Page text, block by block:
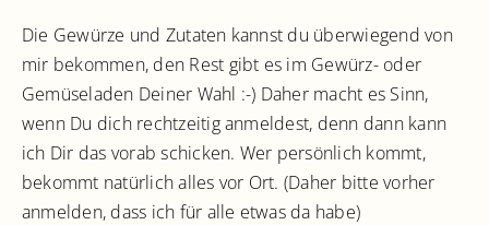
Die Gewürze und Zutaten kannst du überwiegend von
mir bekommen, den Rest gibt es im Gewürz- oder
Gemüseladen Deiner Wahl :-) Daher macht es Sinn,
wenn Du dich rechtzeitig anmeldest, denn dann kann
ich Dir das vorab schicken. Wer persönlich kommt,
bekommt natürlich alles vor Ort. (Daher bitte vorher
anmelden, dass ich für alle etwas da habe)